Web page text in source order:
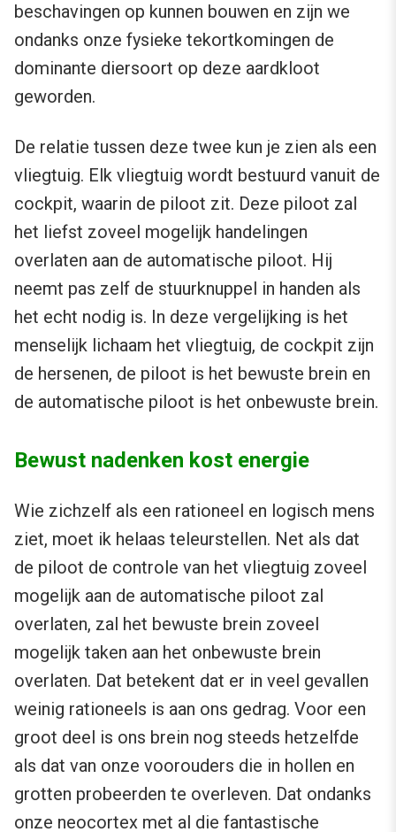
beschavingen op kunnen bouwen en zijn we
ondanks onze fysieke tekortkomingen de
dominante diersoort op deze aardkloot
geworden.
De relatie tussen deze twee kun je zien als een
vliegtuig. Elk vliegtuig wordt bestuurd vanuit de
cockpit, waarin de piloot zit. Deze piloot zal
het liefst zoveel mogelijk handelingen
overlaten aan de automatische piloot. Hij
neemt pas zelf de stuurknuppel in handen als
het echt nodig is. In deze vergelijking is het
menselijk lichaam het vliegtuig, de cockpit zijn
de hersenen, de piloot is het bewuste brein en
de automatische piloot is het onbewuste brein.
Bewust nadenken kost energie
Wie zichzelf als een rationeel en logisch mens
ziet, moet ik helaas teleurstellen. Net als dat
de piloot de controle van het vliegtuig zoveel
mogelijk aan de automatische piloot zal
overlaten, zal het bewuste brein zoveel
mogelijk taken aan het onbewuste brein
overlaten. Dat betekent dat er in veel gevallen
weinig rationeels is aan ons gedrag. Voor een
groot deel is ons brein nog steeds hetzelfde
als dat van onze voorouders die in hollen en
grotten probeerden te overleven. Dat ondanks
onze neocortex met al die fantastische